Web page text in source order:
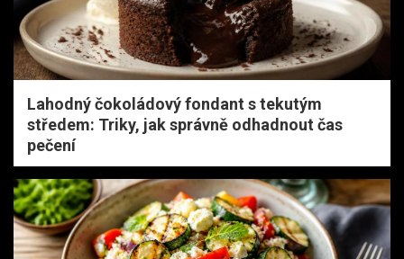
Lahodný čokoládový fondant s tekutým
středem: Triky, jak správně odhadnout čas
pečení